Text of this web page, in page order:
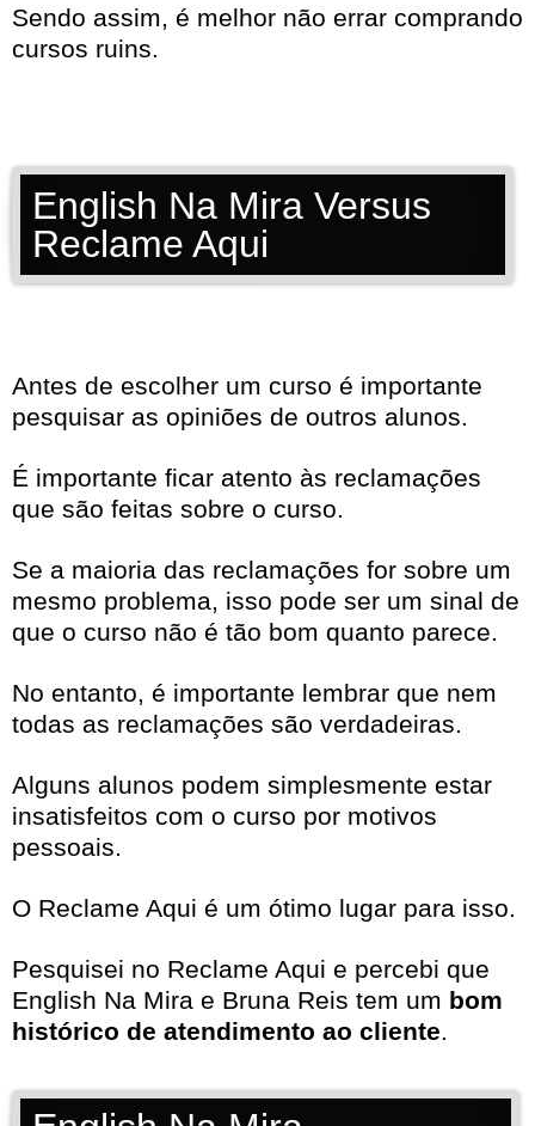
Sendo assim, é melhor não errar comprando
cursos ruins.
English Na Mira Versus
Reclame Aqui
Antes de escolher um curso é importante
pesquisar as opiniões de outros alunos.
É importante ficar atento às reclamações
que são feitas sobre o curso.
Se a maioria das reclamações for sobre um
mesmo problema, isso pode ser um sinal de
que o curso não é tão bom quanto parece.
No entanto, é importante lembrar que nem
todas as reclamações são verdadeiras.
Alguns alunos podem simplesmente estar
insatisfeitos com o curso por motivos
pessoais.
O Reclame Aqui é um ótimo lugar para isso.
Pesquisei no Reclame Aqui e percebi que
English Na Mira e Bruna Reis tem um bom
histórico de atendimento ao cliente.